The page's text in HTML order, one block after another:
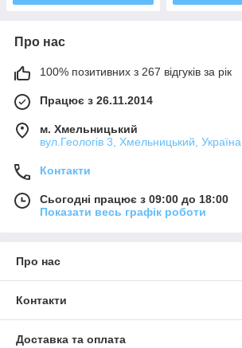
Про нас
100% позитивних з 267 відгуків за рік
Працює з 26.11.2014
м. Хмельницький
вул.Геологів 3, Хмельницький, Україна
Контакти
Сьогодні працює з 09:00 до 18:00
Показати весь графік роботи
Про нас
Контакти
Доставка та оплата